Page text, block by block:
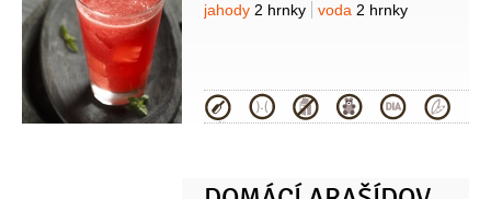
Suroviny
jahody 2 hrnky voda 2 hrnky
Kategorie